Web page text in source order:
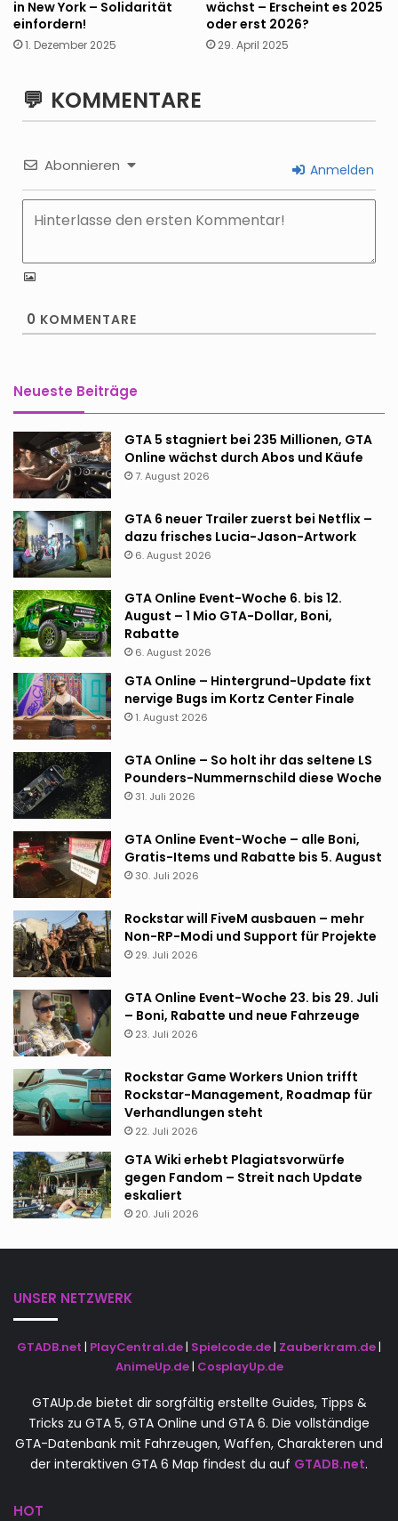
in New York – Solidarität
einfordern!
1. Dezember 2025
wächst – Erscheint es 2025
oder erst 2026?
29. April 2025
KOMMENTARE
Abonnieren Anmelden
0 KOMMENTARE
Neueste Beiträge
GTA 5 stagniert bei 235 Millionen, GTA
Online wächst durch Abos und Käufe
7. August 2026
GTA 6 neuer Trailer zuerst bei Netflix –
dazu frisches Lucia-Jason-Artwork
6. August 2026
GTA Online Event-Woche 6. bis 12.
August – 1 Mio GTA-Dollar, Boni,
Rabatte
6. August 2026
GTA Online – Hintergrund-Update fixt
nervige Bugs im Kortz Center Finale
1. August 2026
GTA Online – So holt ihr das seltene LS
Pounders-Nummernschild diese Woche
31. Juli 2026
GTA Online Event-Woche – alle Boni,
Gratis-Items und Rabatte bis 5. August
30. Juli 2026
Rockstar will FiveM ausbauen – mehr
Non-RP-Modi und Support für Projekte
29. Juli 2026
GTA Online Event-Woche 23. bis 29. Juli
– Boni, Rabatte und neue Fahrzeuge
23. Juli 2026
Rockstar Game Workers Union trifft
Rockstar-Management, Roadmap für
Verhandlungen steht
22. Juli 2026
GTA Wiki erhebt Plagiatsvorwürfe
gegen Fandom – Streit nach Update
eskaliert
20. Juli 2026
UNSER NETZWERK
GTADB.net | PlayCentral.de| Spielcode.de| Zauberkram.de|
AnimeUp.de| CosplayUp.de
GTAUp.de bietet dir sorgfältig erstellte Guides, Tipps &
Tricks zu GTA 5, GTA Online und GTA 6. Die vollständige
GTA-Datenbank mit Fahrzeugen, Waffen, Charakteren und
der interaktiven GTA 6 Map findest du auf GTADB.net.
HOT